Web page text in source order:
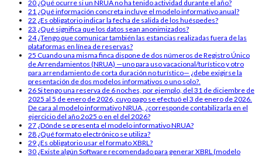
20 ¿Qué ocurre si un NRUA no ha tenido actividad durante el año?
21 ¿Qué información concreta incluye el modelo informativo anual?
22 ¿Es obligatorio indicar la fecha de salida de los huéspedes?
23 ¿Qué significa que los datos sean anonimizados?
24¿Tengo que comunicar también las estancias realizadas fuera de las
plataformas en línea de reservas?
25 Cuando una misma finca dispone de dos números de Registro Único
de Arrendamientos (NRUA) —uno para uso vacacional/turístico y otro
para arrendamiento de corta duración no turístico— ¿debe exigirse la
presentación de dos modelos informativos o uno solo?.
26Si tengo una reserva de 6 noches, por ejemplo, del 31 de diciembre de
2025 al 5 de enero de 2026, cuyo pago se efectuó el 3 de enero de 2026.
De cara al modelo informativo NRUA, ¿corresponde contabilizarla en el
ejercicio del año 2o25 o en el del 2026?
27 ¿Dónde se presenta el modelo informativo NRUA?
28 ¿Qué formato electrónico se utiliza?
29 ¿Es obligatorio usar el formato XBRL?
30 ¿Existe algún Software recomendado para generar XBRL (modelo